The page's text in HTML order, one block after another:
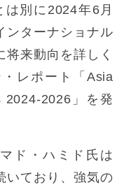
別に2024年6月
ンターナショナル
来動向を詳しく
レポート「Asia
2026」を発
ド・ハミド氏は
いており、強気の